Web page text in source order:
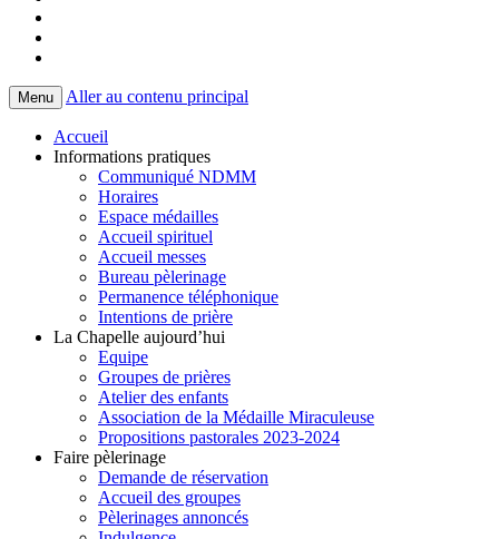
Menu Aller au contenu principal
Accueil
Informations pratiques
Communiqué NDMM
Horaires
Espace médailles
Accueil spirituel
Accueil messes
Bureau pèlerinage
Permanence téléphonique
Intentions de prière
La Chapelle aujourd’hui
Equipe
Groupes de prières
Atelier des enfants
Association de la Médaille Miraculeuse
Propositions pastorales 2023-2024
Faire pèlerinage
Demande de réservation
Accueil des groupes
Pèlerinages annoncés